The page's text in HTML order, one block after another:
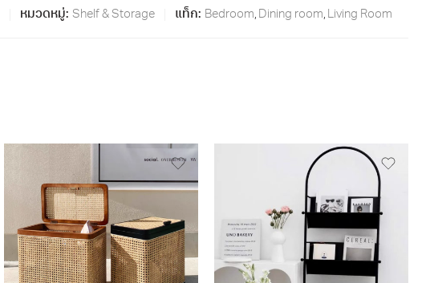
หมวดหมู่: Shelf & Storage แท็ก: Bedroom, Dining room, Living Room